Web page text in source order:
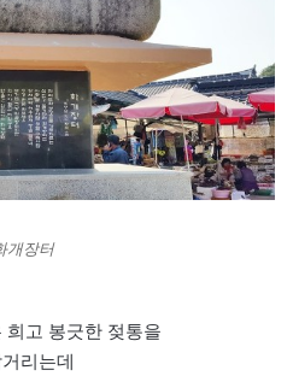
개장터
고 봉긋한 젖통을
리는데